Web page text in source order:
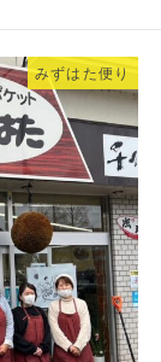
みずはた便り